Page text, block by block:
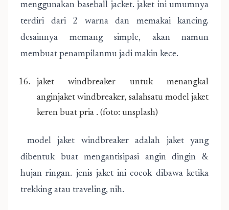
menggunakan baseball jacket. jaket ini umumnya
terdiri dari 2 warna dan memakai kancing.
desainnya memang simple, akan namun
membuat penampilanmu jadi makin kece.
jaket windbreaker untuk menangkal
anginjaket windbreaker, salahsatu model jaket
keren buat pria . (foto: unsplash)
model jaket windbreaker adalah jaket yang
dibentuk buat mengantisipasi angin dingin &
hujan ringan. jenis jaket ini cocok dibawa ketika
trekking atau traveling, nih.